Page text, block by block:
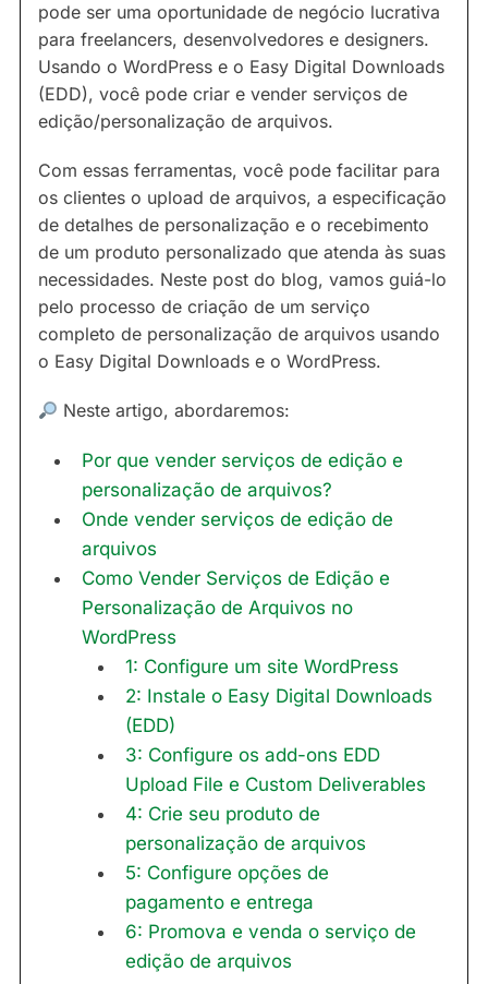
pode ser uma oportunidade de negócio lucrativa
para freelancers, desenvolvedores e designers.
Usando o WordPress e o Easy Digital Downloads
(EDD), você pode criar e vender serviços de
edição/personalização de arquivos.
Com essas ferramentas, você pode facilitar para
os clientes o upload de arquivos, a especificação
de detalhes de personalização e o recebimento
de um produto personalizado que atenda às suas
necessidades. Neste post do blog, vamos guiá-lo
pelo processo de criação de um serviço
completo de personalização de arquivos usando
o Easy Digital Downloads e o WordPress.
Neste artigo, abordaremos:
Por que vender serviços de edição e
personalização de arquivos?
Onde vender serviços de edição de
arquivos
Como Vender Serviços de Edição e
Personalização de Arquivos no
WordPress
1: Configure um site WordPress
2: Instale o Easy Digital Downloads
(EDD)
3: Configure os add-ons EDD
Upload File e Custom Deliverables
4: Crie seu produto de
personalização de arquivos
5: Configure opções de
pagamento e entrega
6: Promova e venda o serviço de
edição de arquivos